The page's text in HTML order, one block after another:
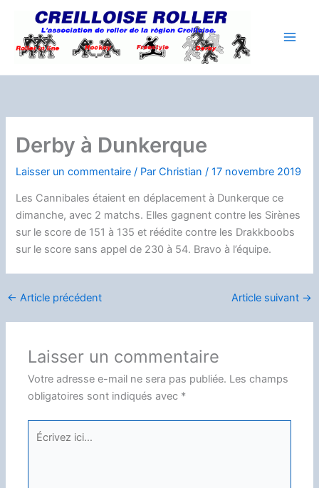
contenu
Derby à Dunkerque
Laisser un commentaire / ParChristian/17 novembre 2019
Les Cannibales étaient en déplacement à Dunkerque ce
dimanche, avec 2 matchs. Elles gagnent contre les Sirènes
sur le score de 151 à 135 et réédite contre les Drakkboobs
sur le score sans appel de 230 à 54. Bravo à l’équipe.
← Article précédent Article suivant →
Laisser un commentaire
Votre adresse e-mail ne sera pas publiée. Les champs
obligatoires sont indiqués avec *
Écrivez
ici…